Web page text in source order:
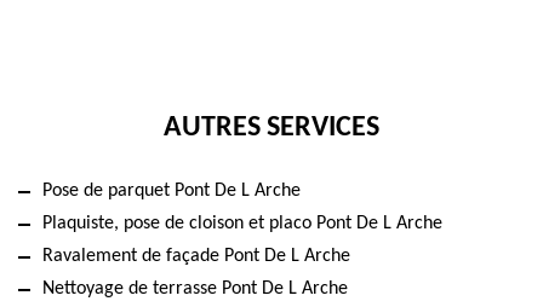
AUTRES SERVICES
Pose de parquet Pont De L Arche
Plaquiste, pose de cloison et placo Pont De L Arche
Ravalement de façade Pont De L Arche
Nettoyage de terrasse Pont De L Arche